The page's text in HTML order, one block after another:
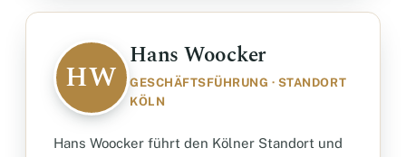
HW
Hans Woocker
GESCHÄFTSFÜHRUNG · STANDORT
KÖLN
Hans Woocker führt den Kölner Standort und